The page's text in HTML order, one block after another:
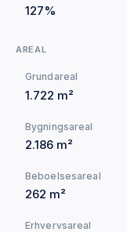
127%
AREAL
Grundareal
1.722 m²
Bygningsareal
2.186 m²
Beboelsesareal
262 m²
Erhvervsareal